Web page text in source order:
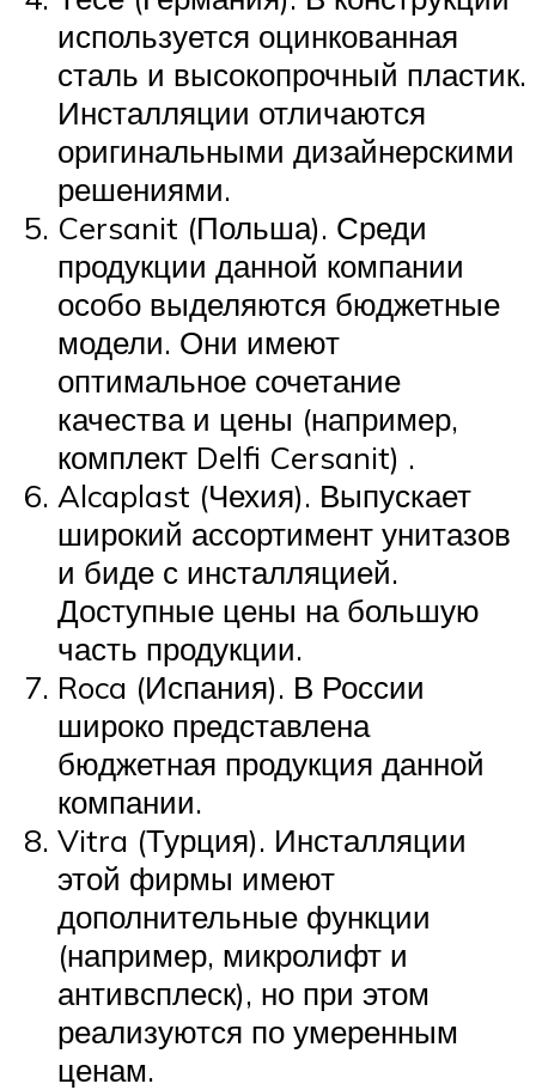
используется оцинкованная
сталь и высокопрочный пластик.
Инсталляции отличаются
оригинальными дизайнерскими
решениями.
Cersanit (Польша). Среди
продукции данной компании
особо выделяются бюджетные
модели. Они имеют
оптимальное сочетание
качества и цены (например,
комплект Delfi Cersanit) .
Alcaplast (Чехия). Выпускает
широкий ассортимент унитазов
и биде с инсталляцией.
Доступные цены на большую
часть продукции.
Roca (Испания). В России
широко представлена
бюджетная продукция данной
компании.
Vitra (Турция). Инсталляции
этой фирмы имеют
дополнительные функции
(например, микролифт и
антивсплеск), но при этом
реализуются по умеренным
ценам.